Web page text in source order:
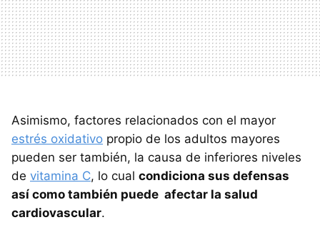
Asimismo, factores relacionados con el mayor
estrés oxidativo propio de los adultos mayores
pueden ser también, la causa de inferiores niveles
de vitamina C, lo cual condiciona sus defensas
así como también puede afectar la salud
cardiovascular.